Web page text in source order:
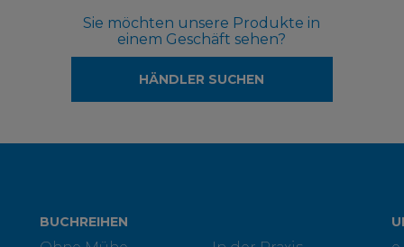
Sie möchten unsere Produkte in
einem Geschäft sehen?
HÄNDLER SUCHEN
BUCHREIHEN